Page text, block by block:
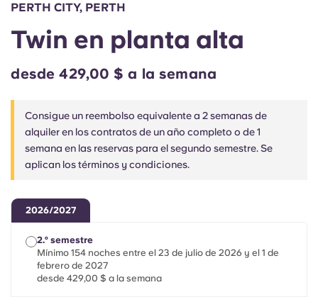
Chinese
Español
Català
Deutsch
Portuguese
PERTH CITY, PERTH
Twin en planta alta
desde 429,00 $ a la semana
Consigue un reembolso equivalente a 2 semanas de
alquiler en los contratos de un año completo o de 1
semana en las reservas para el segundo semestre. Se
aplican los términos y condiciones.
2026/2027
2.º semestre
Mínimo 154 noches entre el 23 de julio de 2026 y el 1 de
febrero de 2027
desde 429,00 $ a la semana